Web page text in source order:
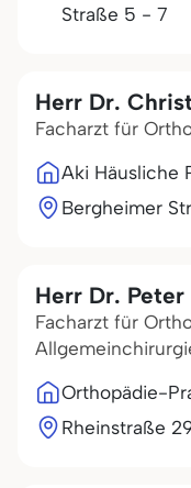
Straße 5 - 7
Herr Dr.
Facharzt für
Aki Häusliche
Bergheimer
Herr Dr. Peter
Facharzt für
Orthopädie-
Rheinstraße